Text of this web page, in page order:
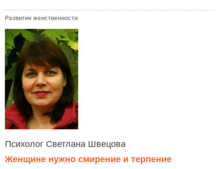
Развитие женственности
Психолог Светлана Швецова
Женщине нужно смирение и терпение